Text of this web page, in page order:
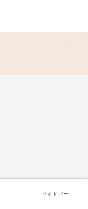
サイドバー